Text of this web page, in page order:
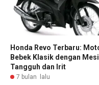
Honda Revo Terbaru:
Bebek Klasik dengan
Tangguh dan Irit
7 bulan lalu